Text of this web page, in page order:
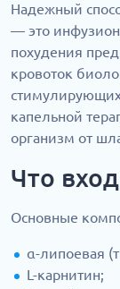
Надежный
— это
похудения
кровоток
капельной
организм от
Что
Основные
α-липоевая
L-карнитин;